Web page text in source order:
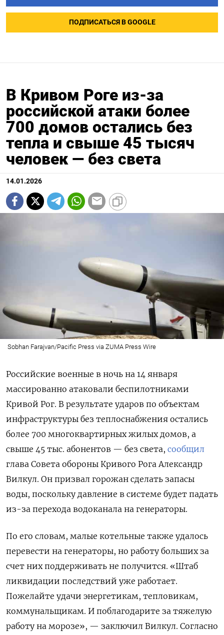
ПОДПИСАТЬСЯ В GOOGLE
В Кривом Роге из-за
российской атаки более
700 домов остались без
тепла и свыше 45 тысяч
человек — без света
14.01.2026
Sobhan Farajvan/Pacific Press via ZUMA Press Wire
Российские военные в ночь на 14 января
массированно атаковали беспилотниками
Кривой Рог. В результате ударов по объектам
инфраструктуры без теплоснабжения остались
более 700 многоквартирных жилых домов, а
свыше 45 тыс. абонентов — без света, сообщил
глава Совета обороны Кривого Рога Александр
Вилкул. Он призвал горожан сделать запасы
воды, поскольку давление в системе будет падать
из-за перехода водоканала на генераторы.
По его словам, малые котельные также удалось
перевести на генераторы, но работу больших за
счет них поддерживать не получится. «Штаб
ликвидации последствий уже работает.
Пожелайте удачи энергетикам, тепловикам,
коммунальщикам. И поблагодарите за тяжелую
работу на морозе», — заключил Вилкул. Согласно